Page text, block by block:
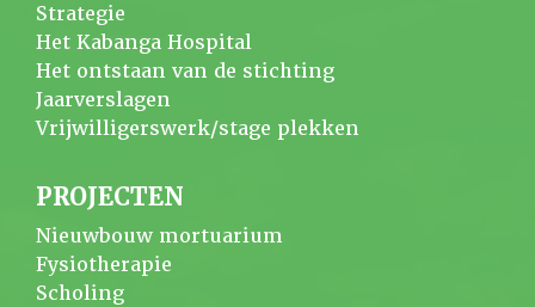
Strategie
Het Kabanga Hospital
Het ontstaan van de stichting
Jaarverslagen
Vrijwilligerswerk/stage plekken
PROJECTEN
Nieuwbouw mortuarium
Fysiotherapie
Scholing